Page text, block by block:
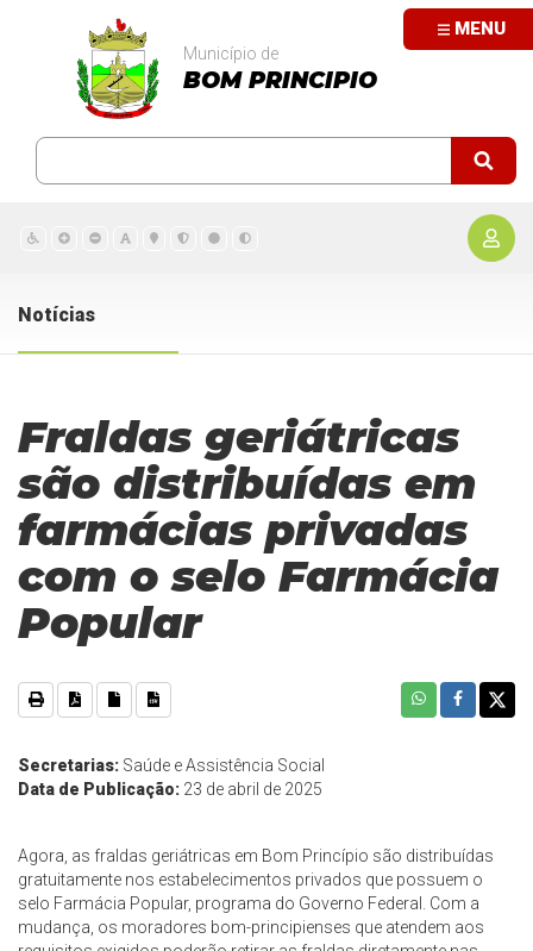
MENU
Município de
BOM PRINCIPIO
Notícias
Fraldas geriátricas
são distribuídas em
farmácias privadas
com o selo Farmácia
Popular
Secretarias: Saúde e Assistência Social
Data de Publicação: 23 de abril de 2025
Agora, as fraldas geriátricas em Bom Princípio são distribuídas
gratuitamente nos estabelecimentos privados que possuem o
selo Farmácia Popular, programa do Governo Federal. Com a
mudança, os moradores bom-principienses que atendem aos